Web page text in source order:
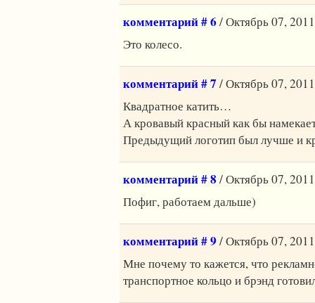
комментарий # 6/ Октябрь 07,
Это колесо.
комментарий # 7/ Октябрь 07,
Квадратное катить…
А кровавый красный как бы
Предыдущий логотип был лучше и
комментарий # 8/ Октябрь 07,
Пофиг, работаем дальше)
комментарий # 9/ Октябрь 07,
Мне почему то кажется, что
транспортное кольцо и брэнд